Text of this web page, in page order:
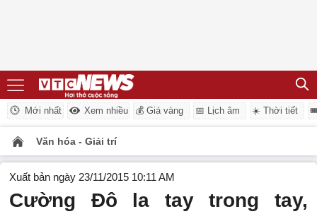
Mới nhất Xem nhiều 💰 Giá vàng 📅 Lịch âm ☀️ Thời tiết
Văn hóa - Giải trí
Xuất bản ngày 23/11/2015 10:11 AM
Cường Đô la tay trong tay,